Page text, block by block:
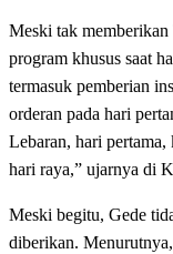
Meski tak
program khusus saat
termasuk pemberian
orderan pada hari
Lebaran, hari
hari raya,” ujarnya di
Meski begitu, Gede
diberikan.